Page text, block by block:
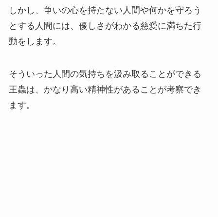
しかし、争いの心を持たない人間や何かを守ろう
とする人間には、優しさがわかる慈愛に満ちた行
動をします。
そういった人間の気持ちを汲み取ることができる
王蟲は、かなり高い精神性があることが考察でき
ます。